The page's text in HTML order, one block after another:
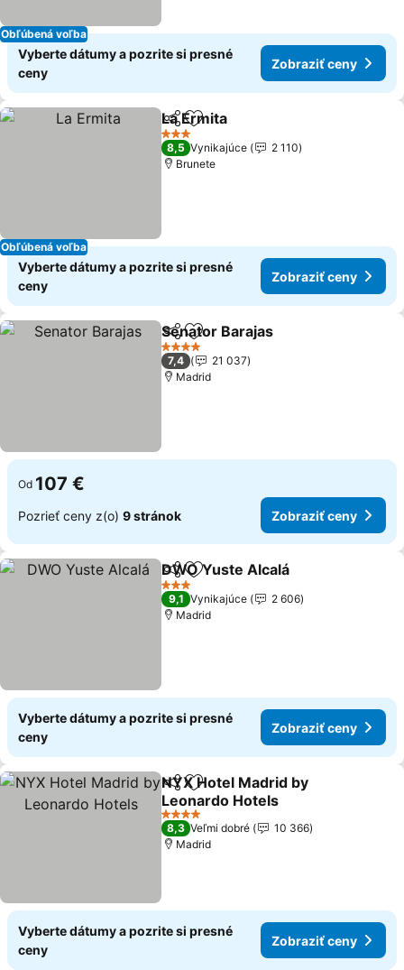
Obľúbená voľba
Vyberte dátumy a pozrite si presné
ceny
Zobraziť ceny
Obľúbená voľba
ZdieľaťPridať do obľúbených
La Ermita
3 Počet hviezdičiek
8,5 Vynikajúce
2 110
Brunete
Vyberte dátumy a pozrite si presné
ceny
Zobraziť ceny
ZdieľaťPridať do obľúbených
Senator Barajas
4 Počet hviezdičiek
7,4
21 037
Madrid
Od 107 €
Pozrieť ceny z(o) 9 stránok Zobraziť ceny
ZdieľaťPridať do obľúbených
DWO Yuste Alcalá
3 Počet hviezdičiek
9,1 Vynikajúce
2 606
Madrid
Vyberte dátumy a pozrite si presné
ceny
Zobraziť ceny
ZdieľaťPridať do obľúbených
NYX Hotel Madrid by
Leonardo Hotels
4 Počet hviezdičiek
8,3 Veľmi dobré
10 366
Madrid
Vyberte dátumy a pozrite si presné
ceny
Zobraziť ceny